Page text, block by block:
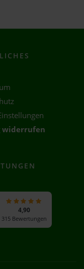
widerrufen
4,90
315 Bewertungen